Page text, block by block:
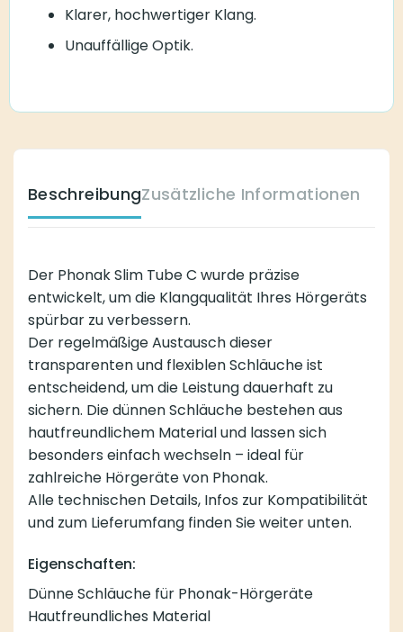
Klarer, hochwertiger Klang.
Unauffällige Optik.
BeschreibungZusätzliche Informationen
Der Phonak Slim Tube C wurde präzise
entwickelt, um die Klangqualität Ihres Hörgeräts
spürbar zu verbessern.
Der regelmäßige Austausch dieser
transparenten und flexiblen Schläuche ist
entscheidend, um die Leistung dauerhaft zu
sichern. Die dünnen Schläuche bestehen aus
hautfreundlichem Material und lassen sich
besonders einfach wechseln – ideal für
zahlreiche Hörgeräte von Phonak.
Alle technischen Details, Infos zur Kompatibilität
und zum Lieferumfang finden Sie weiter unten.
Eigenschaften:
Dünne Schläuche für Phonak-Hörgeräte
Hautfreundliches Material